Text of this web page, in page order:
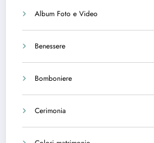
Album Foto e Video
Benessere
Bomboniere
Cerimonia